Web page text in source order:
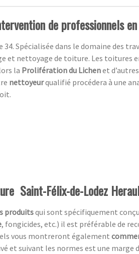
de professionnels
34. Spécialisée dans le domaine des
et nettoyage de toiture. Les toitures
la Prolifération du Lichenet
nettoyeurqualifié procédera à une
Saint-Félix-de-Lodez
produitsqui sont spécifiquement
, fongicides, etc.) il est préférable de
vous montreront également
et suivant les normes est une marge